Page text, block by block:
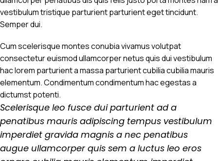
vestibulum tristique parturient parturient eget tincidunt.
Semper dui.
Cum scelerisque montes conubia vivamus volutpat
consectetur euismod ullamcorper netus quis dui vestibulum
hac lorem parturient a massa parturient cubilia cubilia mauris
elementum. Condimentum condimentum hac egestas a
dictumst potenti.
Scelerisque leo fusce dui parturient ad a
penatibus mauris adipiscing tempus vestibulum
imperdiet gravida magnis a nec penatibus
augue ullamcorper quis sem a luctus leo eros